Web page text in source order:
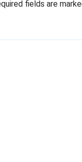
fields are